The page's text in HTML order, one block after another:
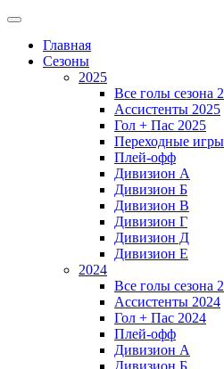
Главная
Сезоны
2025
Все голы сезона
Ассистенты 2025
Гол + Пас 2025
Переходные игры
Плей-офф
Дивизион A
Дивизион Б
Дивизион В
Дивизион Г
Дивизион Д
Дивизион Е
2024
Все голы сезона
Ассистенты 2024
Гол + Пас 2024
Плей-офф
Дивизион A
Дивизион Б